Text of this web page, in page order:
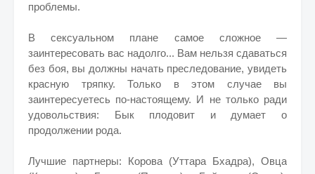
проблемы.
В сексуальном плане самое сложное —
заинтересовать вас надолго... Вам нельзя сдаваться
без боя, вы должны начать преследование, увидеть
красную тряпку. Только в этом случае вы
заинтересуетесь по-настоящему. И не только ради
удовольствия: Бык плодовит и думает о
продолжении рода.
Лучшие партнеры: Корова (Уттара Бхадра), Овца